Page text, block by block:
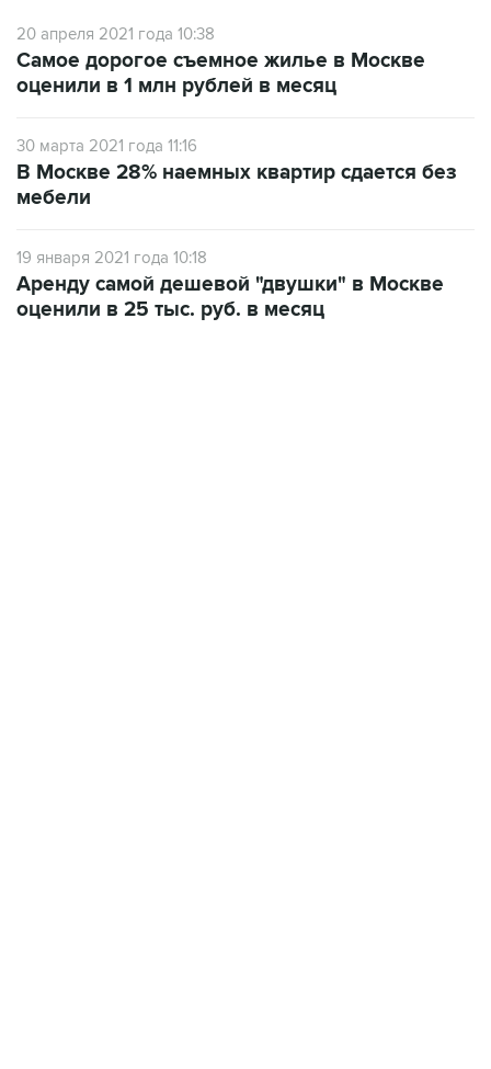
20 апреля 2021 года 10:38
Самое дорогое съемное жилье в Москве
оценили в 1 млн рублей в месяц
30 марта 2021 года 11:16
В Москве 28% наемных квартир сдается без
мебели
19 января 2021 года 10:18
Аренду самой дешевой "двушки" в Москве
оценили в 25 тыс. руб. в месяц